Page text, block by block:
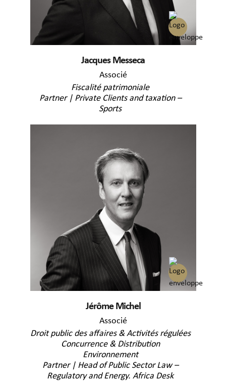
Jacques Messeca
Associé
Fiscalité patrimoniale
Partner | Private Clients and taxation –
Sports
Jérôme Michel
Associé
Droit public des affaires & Activités régulées
Concurrence & Distribution
Environnement
Partner | Head of Public Sector Law –
Regulatory and Energy. Africa Desk